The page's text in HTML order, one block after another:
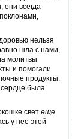
они всегда
нельзя
шла с нами,
молитвы
и помогали
продукты.
была
свет еще
у нее этой